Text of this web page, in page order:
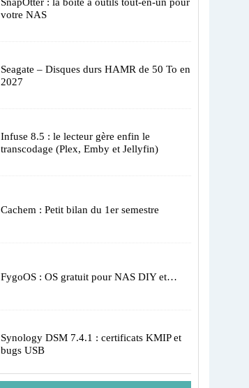
votre NAS
Seagate – Disques durs HAMR de 50 To en
2027
Infuse 8.5 : le lecteur gère enfin le
transcodage (Plex, Emby et Jellyfin)
Cachem : Petit bilan du 1er semestre
FygoOS : OS gratuit pour NAS DIY et…
Synology DSM 7.4.1 : certificats KMIP et
bugs USB